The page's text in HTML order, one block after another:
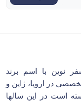
نوین با اسم برند
تخصصی در اروپا، ژاپن و
است در این سالها